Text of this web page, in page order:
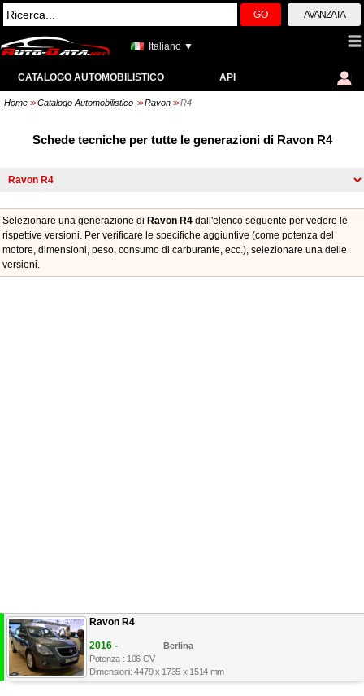
GO AVANZATA
Italiano ▼
CATALOGO AUTOMOBILISTICO API
Home >> Catalogo Automobilistico >> Ravon >> R4
Schede tecniche per tutte le generazioni di Ravon R4
Selezionare una generazione di Ravon R4 dall'elenco seguente per vedere le
rispettive versioni. Per verificare le specifiche aggiuntive (come potenza del
motore, dimensioni, peso, consumo di carburante, ecc.), selezionare una delle
versioni.
Ravon R4
2016 -
Berlina
Potenza : 106 CV
Dimensioni: 4479 x 1735 x 1514 mm